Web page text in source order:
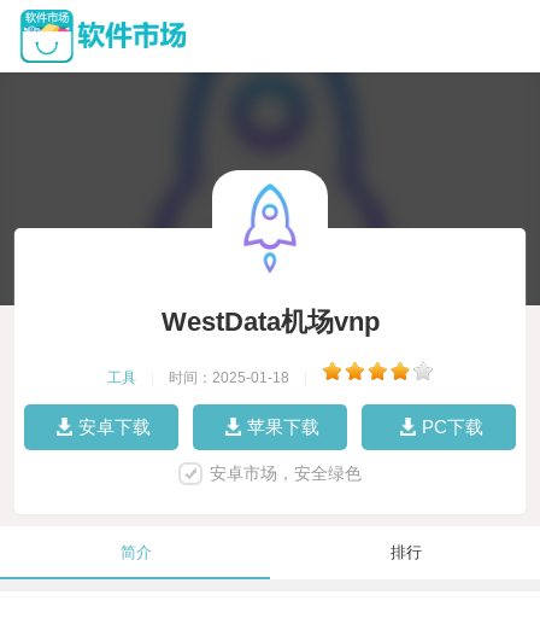
WestData机场vnp
工具 时间：2025-01-18
安卓下载 苹果下载 PC下载
安卓市场，安全绿色
简介 排行